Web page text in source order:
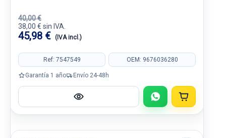
40,00 €
38,00 € sin IVA.
45,98 € (IVA incl.)
Ref: 7547549 OEM: 9676036280
Garantía 1 año Envío 24-48h